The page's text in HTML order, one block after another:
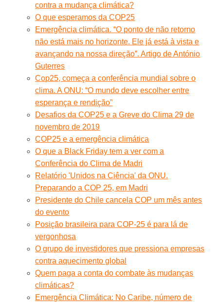
contra a mudança climática?
O que esperamos da COP25
Emergência climática. “O ponto de não retorno
não está mais no horizonte. Ele já está à vista e
avançando na nossa direção”. Artigo de António
Guterres
Cop25, começa a conferência mundial sobre o
clima. A ONU: “O mundo deve escolher entre
esperança e rendição”
Desafios da COP25 e a Greve do Clima 29 de
novembro de 2019
COP25 e a emergência climática
O que a Black Friday tem a ver com a
Conferência do Clima de Madri
Relatório 'Unidos na Ciência' da ONU.
Preparando a COP 25, em Madri
Presidente do Chile cancela COP um mês antes
do evento
Posição brasileira para COP-25 é para lá de
vergonhosa
O grupo de investidores que pressiona empresas
contra aquecimento global
Quem paga a conta do combate às mudanças
climáticas?
Emergência Climática: No Caribe, número de